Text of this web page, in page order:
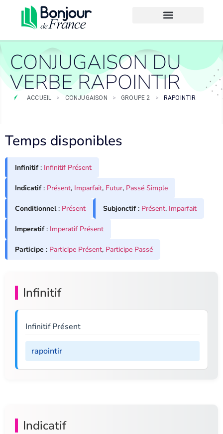
CONJUGAISON DU
VERBE RAPOINTIR
ACCUEIL > CONJUGAISON > GROUPE 2 > RAPOINTIR
Temps disponibles
Infinitif: Infinitif Présent
Indicatif: Présent, Imparfait, Futur, Passé Simple
Conditionnel: Présent Subjonctif: Présent, Imparfait
Imperatif: Imperatif Présent
Participe : Participe Présent, Participe Passé
Infinitif
Infinitif Présent
rapointir
Indicatif